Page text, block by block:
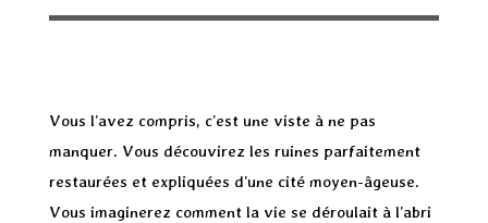
Vous l’avez compris, c’est une viste à ne pas
manquer. Vous découvirez les ruines parfaitement
restaurées et expliquées d’une cité moyen-âgeuse.
Vous imaginerez comment la vie se déroulait à l’abri